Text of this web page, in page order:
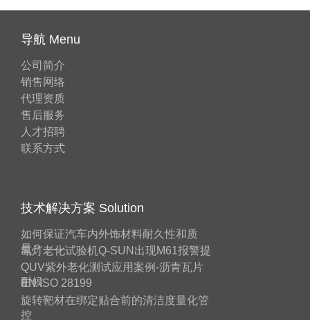
导航 Menu
公司简介
销售网络
代理资质
售后服务
人才招聘
联系方式
技术解决方案 Solution
如何保证汽车内外饰材料耐久性和质
量？——
氙灯老化试验机Q-SUN出现M61报警提
QUV紫外老化测试应用案例-沥青瓦片
耐候
EN ISO 28199
旋转靶材在绑定贴合前的清洁度量化管
控